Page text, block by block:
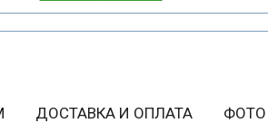
ДОСТАВКА И ОПЛАТА ФОТО